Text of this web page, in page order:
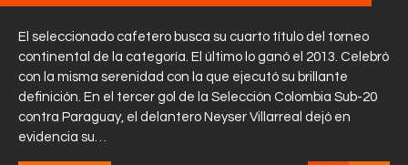
El seleccionado cafetero busca su cuarto título del torneo
continental de la categoría. El último lo ganó el 2013. Celebró
con la misma serenidad con la que ejecutó su brillante
definición. En el tercer gol de la Selección Colombia Sub-20
contra Paraguay, el delantero Neyser Villarreal dejó en
evidencia su…